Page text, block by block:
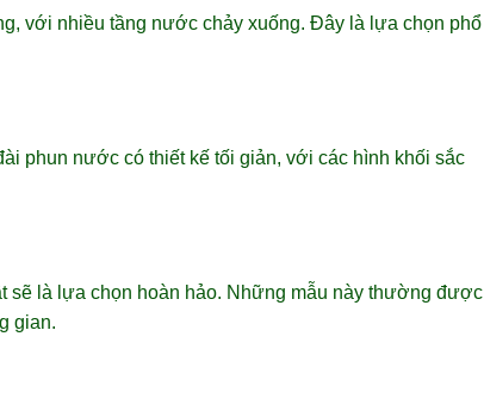
với nhiều tầng nước chảy xuống. Đây là lựa chọn phổ
phun nước có thiết kế tối giản, với các hình khối sắc
là lựa chọn hoàn hảo. Những mẫu này thường được
gian.